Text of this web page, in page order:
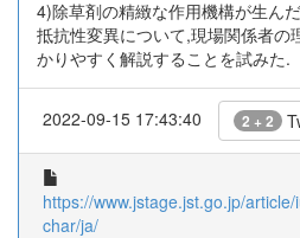
4)除草剤の精緻な作用機構が生ん
抵抗性変異について,現場関係者の
かりやすく解説することを試みた.
2022-09-15 17:43:40 2 + 2
https://www.jstage.jst.go.jp/
char/ja/